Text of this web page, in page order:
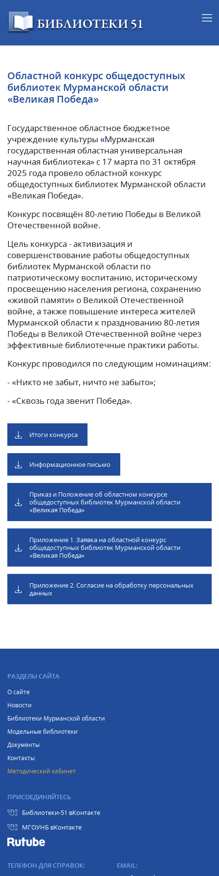
Областной конкурс общедоступных
библиотек Мурманской области
«Великая Победа»
Государственное областное бюджетное
учреждение культуры «Мурманская
государственная областная универсальная
научная библиотека» с 17 марта по 31 октября
2025 года провело областной конкурс
общедоступных библиотек Мурманской области
«Великая Победа».
Конкурс посвящён 80-летию Победы в Великой
Отечественной войне.
Цель конкурса - активизация и
совершенствование работы общедоступных
библиотек Мурманской области по
патриотическому воспитанию, историческому
просвещению населения региона, сохранению
«живой памяти» о Великой Отечественной
войне, а также повышение интереса жителей
Мурманской области к празднованию 80-летия
Победы в Великой Отечественной войне через
эффективные библиотечные практики работы.
Конкурс проводился по следующим номинациям:
- «Никто не забыт, ничто не забыто»;
- «Сквозь года звенит Победа».
Итоги конкурса
Информационное письмо
Приказ и Положение об областном конкурсе
общедоступных библиотек Мурманской области
«Великая Победа»
Приложение 1. Заявка на областной конкурс
общедоступных библиотек Мурманской области
«Великая Победа»
Приложение 2. Согласие на обработку персональных
данных
РАЗДЕЛЫ САЙТА
О сайте
Новости
Библиотеки Мурманской области
Модельные библиотеки
Документы
Контакты
Методический кабинет
ПРИСОЕДИНЯЙТЕСЬ
Библиотеки-51 вКонтакте
МГОУНБ вКонтакте
ТЕЛЕФОН ДЛЯ СПРАВОК: EMAIL: